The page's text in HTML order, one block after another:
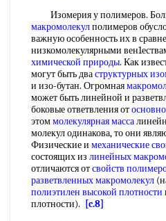
Изомерия у полимеров.
макромолекулполимеров
важную особенность их в
низкомолекулярными
химической природы. Как
могут быть дваструктурных
и изо-бутан. Огромная
может быть линейной и
боковые ответвления от
этоммолекулярная масса
молекул одинакова, то они
Физические и механические
состоящих из линейных
отличаются отсвойств
разветвленных макромолекул
полиэтилен высокой плотности
плотности).
[c.8]